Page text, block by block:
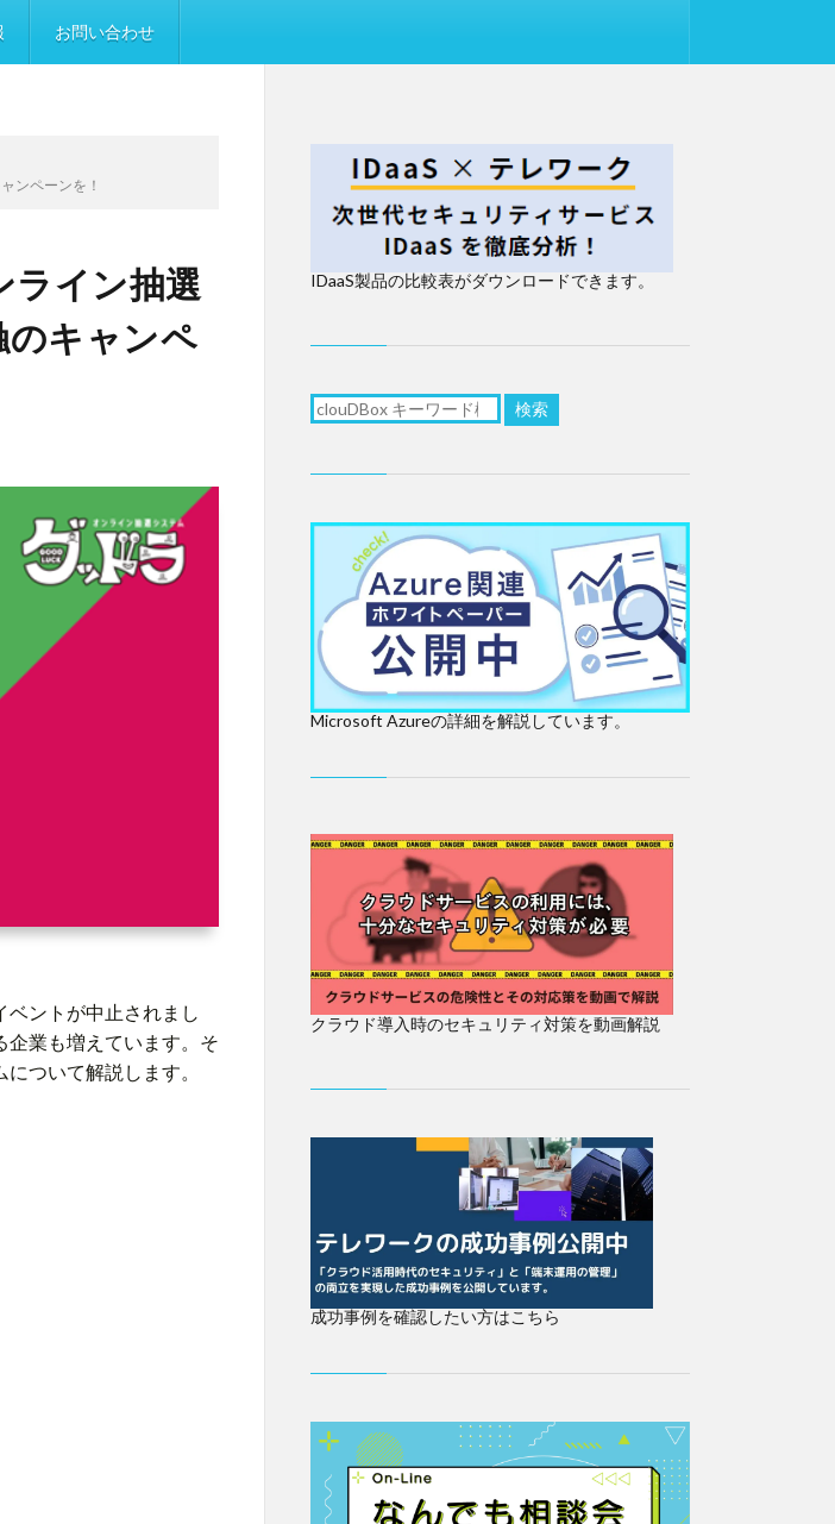
お問い合わせ
ンペーンを！
ライン抽選
のキャンペ
ベントが中止されまし
企業も増えています。そ
ついて解説します。
IDaaS製品の比較表がダウンロードできます。
検索
Microsoft Azureの詳細を解説しています。
クラウド導入時のセキュリティ対策を動画解説
成功事例を確認したい方はこちら